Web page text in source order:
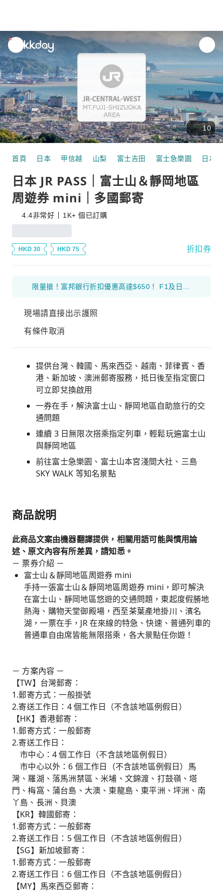
unread
notifications
10
首頁 日本 甲信越 山梨 富士吉田 富士急樂園 日本
日本 JR PASS｜富士山＆靜岡地區
周遊券 mini｜多國郵寄
4.4非常好 1K+ 個已訂購
HKD 30 HKD 75 折扣券
現場請直接出示護照
有條件取消
提供台灣、韓國、馬來西亞、越南、菲律賓、香
港、新加坡、澳洲郵寄服務，抵日後至指定窗口
可立即兌換啟用
一券在手，解決富士山、靜岡地區自助旅行的交
通問題
連續 3 日無限次搭乘指定列車，輕鬆玩遍富士山
與靜岡地區
前往富士急樂園、富士山本宮淺間大社、三島
SKY WALK 等知名景點
商品說明
此商品文案由機器翻譯提供，相關用語可能與慣用論
述、原文內容有所差異，請知悉。
－ 票券介紹 －
富士山＆靜岡地區周遊券 mini
手持一張富士山＆靜岡地區周遊券 mini，即可解決
在富士山、靜岡地區悠遊的交通問題，東起度假勝地
熱海、購物天堂御殿場，西至茶葉產地掛川、濱名
湖，一票在手，JR 在來線的特急、快速、普通列車的
普通車自由席皆能無限搭乘，各大景點任你遊！
－ 方案內容 －
【TW】台灣郵寄：
1.郵寄方式：一般掛號
2.寄送工作日：4 個工作日（不含該地區例假日）
【HK】香港郵寄：
1.郵寄方式：一般郵寄
2.寄送工作日：
市中心：4 個工作日（不含該地區例假日）
市中心以外：6 個工作日（不含該地區例假日）馬
灣、羅湖、落馬洲禁區、米埔、文錦渡、打鼓嶺、塔
門、梅窩、蒲台島、大澳、東龍島、東平洲、坪洲、南
丫島、長洲、貝澳
【KR】韓國郵寄：
1.郵寄方式：一般郵寄
2.寄送工作日：5 個工作日（不含該地區例假日）
【SG】新加坡郵寄：
1.郵寄方式：一般郵寄
2.寄送工作日：6 個工作日（不含該地區例假日）
【MY】馬來西亞郵寄：